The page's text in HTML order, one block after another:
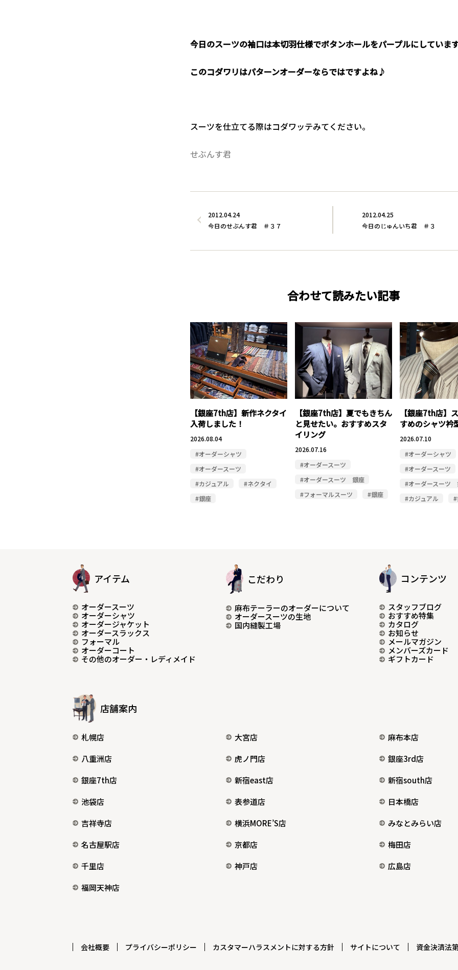
今日のスーツの袖口は本切羽仕様でボタンホールをパープルにしていま
このコダワリはパターンオーダーならではですよね♪
スーツを仕立てる際はコダワッテみてください。
せぶんす君
2012.04.25
今日のじゅんいち君 ＃３
2012.04.24
今日のせぶんす君 ＃３７
合わせて読みたい記事
【銀座7th店】新作ネクタイ
入荷しました！
2026.08.04
#オーダーシャツ
#オーダースーツ
#カジュアル
#ネクタイ
#銀座
【銀座7th店】夏でもきちん
と見せたい。おすすめスタ
イリング
2026.07.16
#オーダースーツ
#オーダースーツ 銀座
#フォーマルスーツ
#銀座
【銀座7th店】
すめのシャツ衿
2026.07.10
#オーダーシャツ
#オーダースーツ
#オーダースーツ
#カジュアル
アイテム
オーダースーツ
オーダーシャツ
オーダージャケット
オーダースラックス
フォーマル
オーダーコート
その他のオーダー・レディメイド
こだわり
麻布テーラーのオーダーについて
オーダースーツの生地
国内縫製工場
コンテンツ
スタッフブログ
おすすめ特集
カタログ
お知らせ
メールマガジン
メンバーズカード
ギフトカード
店舗案内
札幌店 大宮店
麻布本店
八重洲店
虎ノ門店
銀座3rd店
銀座7th店
新宿east店
新宿south店
池袋店
表参道店
日本橋店
吉祥寺店
横浜MORE’S店
みなとみらい店
名古屋駅店
京都店
梅田店
千里店
神戸店
広島店
福岡天神店
会社概要 プライバシーポリシー カスタマーハラスメントに対する方針 サイトについて 資金決済法